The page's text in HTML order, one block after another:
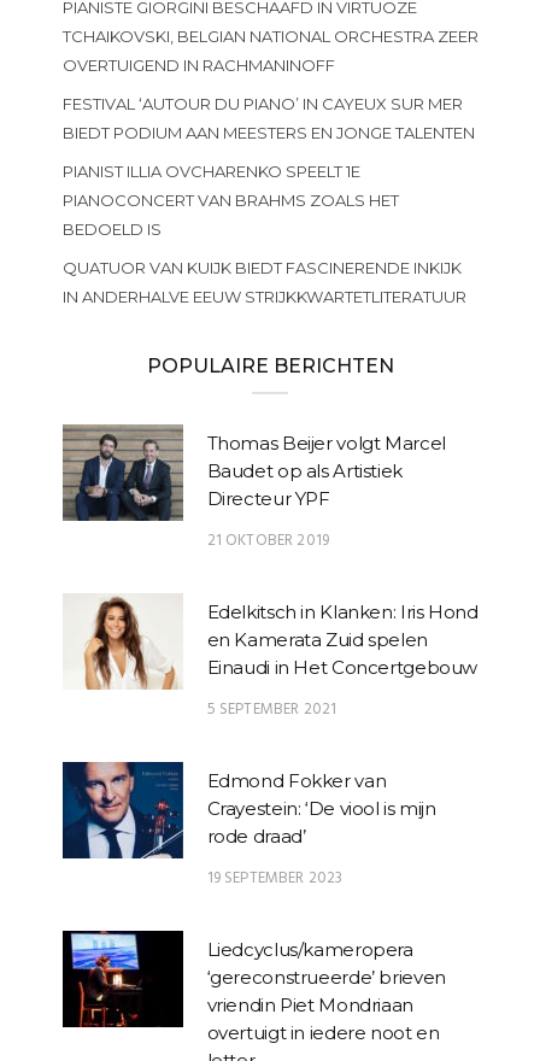
PIANISTE GIORGINI BESCHAAFD IN VIRTUOZE
TCHAIKOVSKI, BELGIAN NATIONAL ORCHESTRA ZEER
OVERTUIGEND IN RACHMANINOFF
FESTIVAL ‘AUTOUR DU PIANO’ IN CAYEUX SUR MER
BIEDT PODIUM AAN MEESTERS EN JONGE TALENTEN
PIANIST ILLIA OVCHARENKO SPEELT 1E
PIANOCONCERT VAN BRAHMS ZOALS HET
BEDOELD IS
QUATUOR VAN KUIJK BIEDT FASCINERENDE INKIJK
IN ANDERHALVE EEUW STRIJKKWARTETLITERATUUR
POPULAIRE BERICHTEN
Thomas Beijer volgt Marcel
Baudet op als Artistiek
Directeur YPF
21 OKTOBER 2019
Edelkitsch in Klanken: Iris Hond
en Kamerata Zuid spelen
Einaudi in Het Concertgebouw
5 SEPTEMBER 2021
Edmond Fokker van
Crayestein: ‘De viool is mijn
rode draad’
19 SEPTEMBER 2023
Liedcyclus/kameropera
‘gereconstrueerde’ brieven
vriendin Piet Mondriaan
overtuigt in iedere noot en